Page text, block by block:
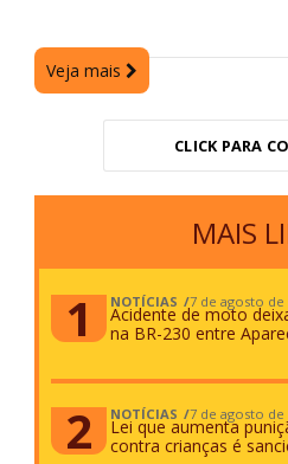
Veja mais
CLICK PARA
MAIS
NOTÍCIAS 7 de agosto de
Acidente de moto
na BR-230 entre
NOTÍCIAS 7 de agosto de
Lei que aumenta
contra crianças é